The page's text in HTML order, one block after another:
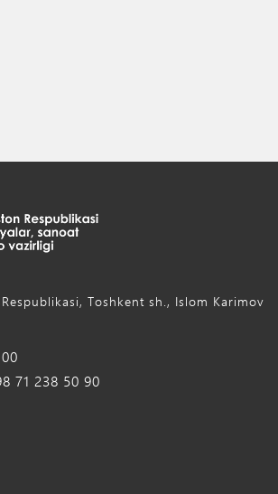
Respublikasi, Toshkent sh., Islom Karimov
71 238 50 90